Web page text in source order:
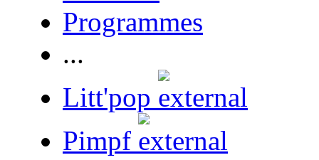
Programmes
...
Litt'pop
Pimpf